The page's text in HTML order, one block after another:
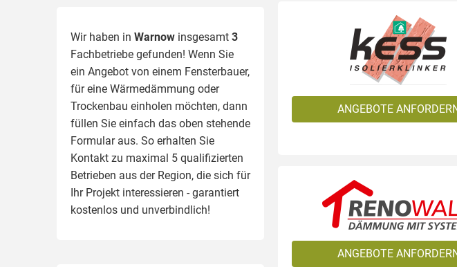
Wir haben in Warnow insgesamt 3
Fachbetriebe gefunden! Wenn Sie
ein Angebot von einem Fensterbauer,
für eine Wärmedämmung oder
Trockenbau einholen möchten, dann
füllen Sie einfach das oben stehende
Formular aus. So erhalten Sie
Kontakt zu maximal 5 qualifizierten
Betrieben aus der Region, die sich für
Ihr Projekt interessieren - garantiert
kostenlos und unverbindlich!
ANGEBOTE
ANGEBOTE